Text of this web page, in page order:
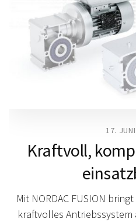
17.
Kraftvoll,
Mit NORDAC FUSION bringt
kraftvolles